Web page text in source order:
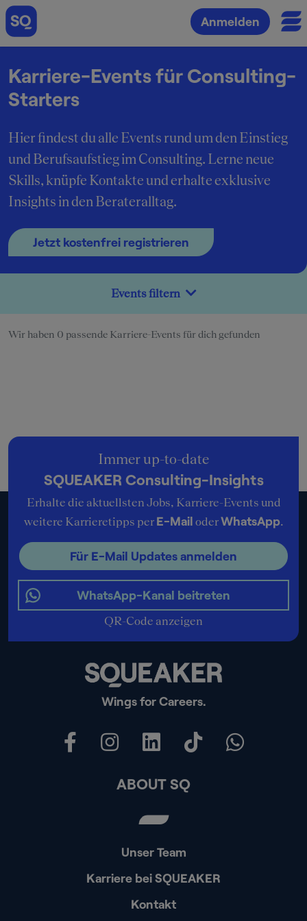
Anmelden
Karriere-Events für Consulting-
Starters
Hier findest du alle Events rund um den Einstieg
und Berufsaufstieg im Consulting. Lerne neue
Skills, knüpfe Kontakte und erhalte exklusive
Insights in den Berateralltag.
Jetzt kostenfrei registrieren
Events filtern
Wir haben 0 passende Karriere-Events für dich gefunden
Wings for Careers.
Immer up-to-date
SQUEAKER Consulting-Insights
Erhalte die aktuellsten Jobs, Karriere-Events und
weitere Karrieretipps per E-Mail oderWhatsApp.
Für E-Mail Updates anmelden
WhatsApp-Kanal beitreten
QR-Code anzeigen
ABOUT SQ
Unser Team
Karriere bei SQUEAKER
Kontakt